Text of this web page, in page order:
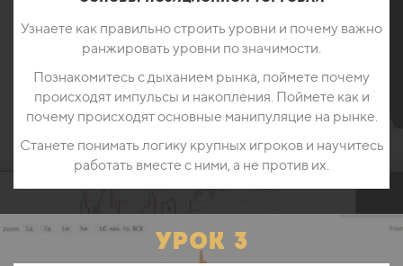
Узнаете как правильно строить уровни и почему важно
ранжировать уровни по значимости.
Познакомитесь с дыханием рынка, поймете почему
происходят импульсы и накопления. Поймете как и
почему происходят основные манипуляцие на рынке.
Станете понимать логику крупных игроков и научитесь
работать вместе с ними, а не против их.
урок 3